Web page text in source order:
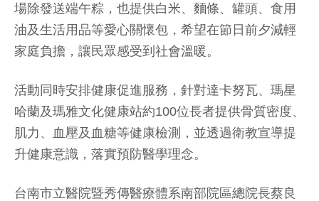
場除發送端午粽，也提供白米、麵條、罐頭、食用
油及生活用品等愛心關懷包，希望在節日前夕減輕
家庭負擔，讓民眾感受到社會溫暖。
活動同時安排健康促進服務，針對達卡努瓦、瑪星
哈蘭及瑪雅文化健康站約100位長者提供骨質密度、
肌力、血壓及血糖等健康檢測，並透過衛教宣導提
升健康意識，落實預防醫學理念。
台南市立醫院暨秀傳醫療體系南部院區總院長蔡良